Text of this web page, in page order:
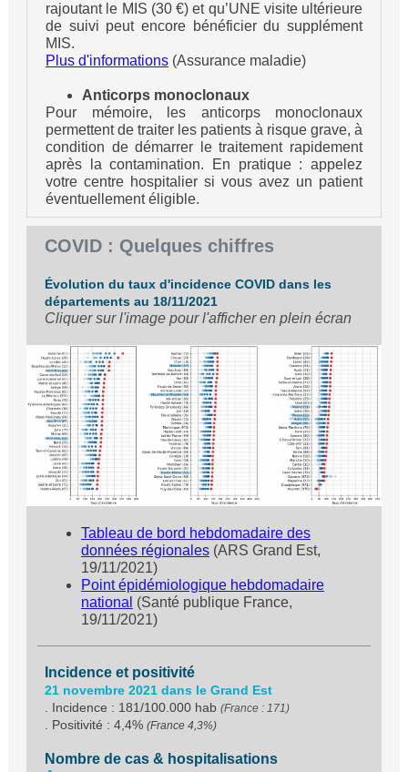
rajoutant le MIS (30 €) et qu’UNE visite ultérieure
de suivi peut encore bénéficier du supplément
MIS.
Plus d'informations (Assurance maladie)
Anticorps monoclonaux
Pour mémoire, les anticorps monoclonaux
permettent de traiter les patients à risque grave, à
condition de démarrer le traitement rapidement
après la contamination. En pratique : appelez
votre centre hospitalier si vous avez un patient
éventuellement éligible.
COVID : Quelques chiffres
Évolution du taux d'incidence COVID dans les
départements au 18/11/2021
Cliquer sur l'image pour l'afficher en plein écran
Tableau de bord hebdomadaire des
données régionales (ARS Grand Est,
19/11/2021)
Point épidémiologique hebdomadaire
national (Santé publique France,
19/11/2021)
Incidence et positivité
21 novembre 2021 dans le Grand Est
. Incidence : 181/100.000 hab (France : 171)
. Positivité : 4,4% (France 4,3%)
Nombre de cas & hospitalisations